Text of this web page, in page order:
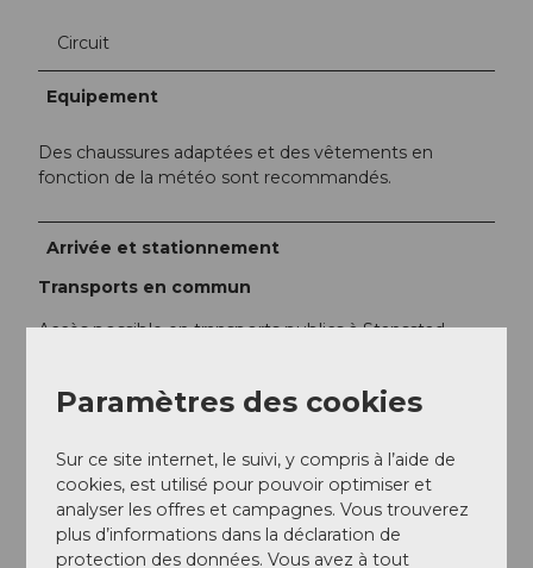
Circuit
Equipement
Des chaussures adaptées et des vêtements en
fonction de la météo sont recommandés.
Arrivée et stationnement
Transports en commun
Accès possible en transports publics à Stansstad,
Toutes les stations et d'autres informations sur
l'histoire peuvent être consultéesici
Paramètres des cookies
Sur ce site internet, le suivi, y compris à l’aide de
cookies, est utilisé pour pouvoir optimiser et
analyser les offres et campagnes. Vous trouverez
plus d’informations dans la déclaration de
protection des données. Vous avez à tout